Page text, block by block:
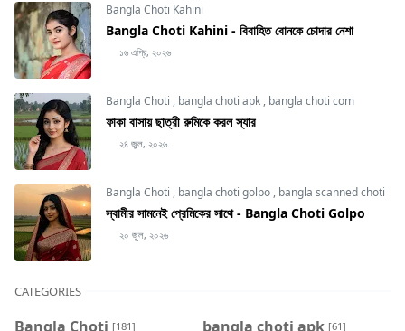
Bangla Choti Kahini
Bangla Choti Kahini - বিবাহিত বোনকে চোদার নেশা
১৬ এপ্রি, ২০২৬
Bangla Choti , bangla choti apk , bangla choti com
ফাকা বাসায় ছাত্রী রুমিকে করল স্যার
২৪ জুল, ২০২৬
Bangla Choti , bangla choti golpo , bangla scanned choti
স্বামীর সামনেই প্রেমিকের সাথে - Bangla Choti Golpo
২০ জুল, ২০২৬
CATEGORIES
Bangla Choti [181] bangla choti apk [61]